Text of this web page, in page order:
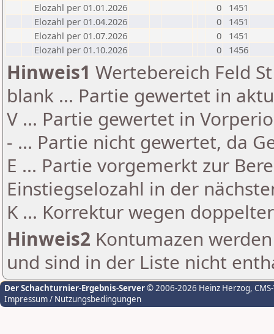
Elozahl per 01.01.2026
0
1451
Elozahl per 01.04.2026
0
1451
Elozahl per 01.07.2026
0
1451
Elozahl per 01.10.2026
0 1456
Hinweis1 Wertebereich Feld
blank ... Partie gewertet in
V ... Partie gewertet in
- ... Partie nicht gewertet, da
E ... Partie vorgemerkt zur
Einstiegselozahl in der
K ... Korrektur wegen
Hinweis2 Kontumazen
und sind in der Liste nicht
Der Schachturnier-Ergebnis-Server© 2006-2026 Heinz Herzog,
Impressum / Nutzungsbedingungen